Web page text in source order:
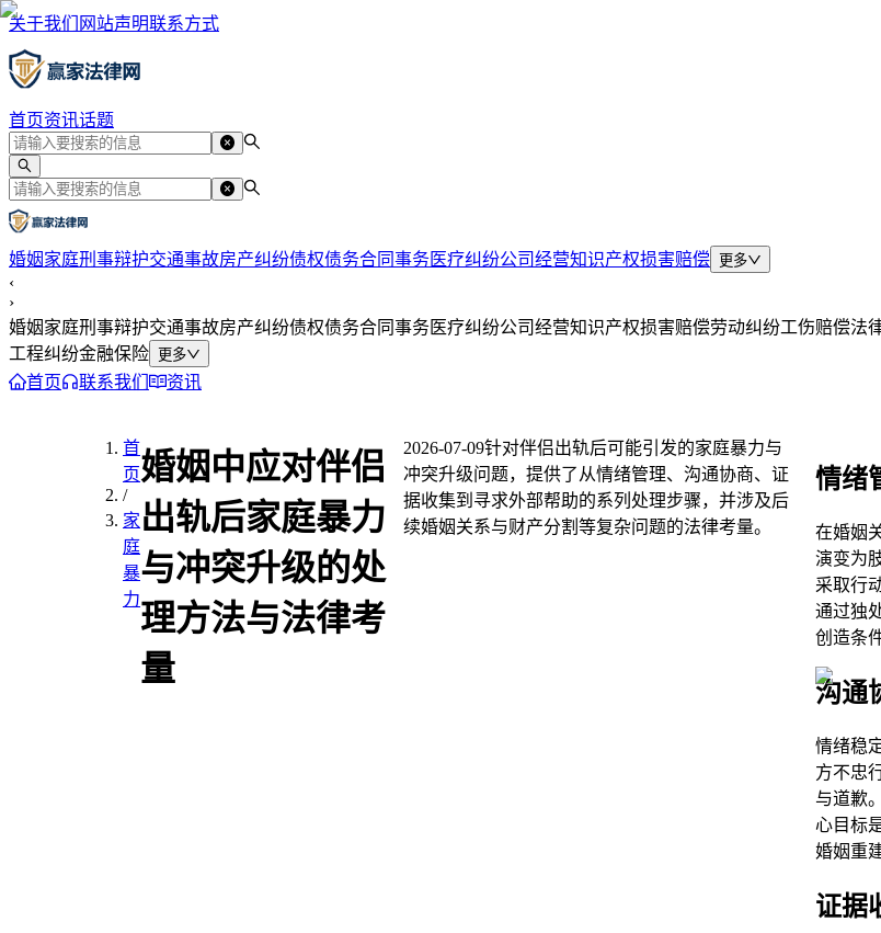
关于我们 网站声明联系方式
首页资讯话题
婚姻家庭刑事辩护交通事故房产纠纷债权债务合同事务医疗纠纷公司经营知识产权损害赔偿 更多
‹
›
婚姻家庭刑事辩护交通事故房产纠纷债权债务合同事务医疗纠纷公司经营知识产权损害赔偿劳动纠纷工伤赔偿法
工程纠纷金融保险 更多
首页 联系我们 资讯
首
页
/
家
庭
暴
力
婚姻中应对伴侣
出轨后家庭暴力
与冲突升级的处
理方法与法律考
量
2026-07-09针对伴侣出轨后可能引发的家庭暴力与
冲突升级问题，提供了从情绪管理、沟通协商、证
据收集到寻求外部帮助的系列处理步骤，并涉及后
续婚姻关系与财产分割等复杂问题的法律考量。
情绪
在婚姻
演变为
采取行
通过独
创造条件
沟通
情绪稳
方不忠
与道歉
心目标
婚姻重建
证据